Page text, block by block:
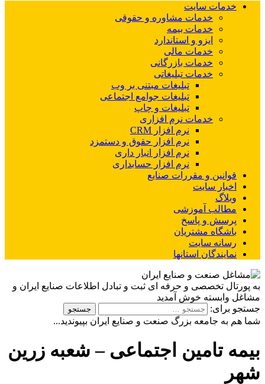
خدمات سایت
خدمات مشاوره و حقوقی
خدمات بیمه
ایزو و استاندارد
خدمات مالی
خدمات بازرگانی
خدمات تبلیغاتی
تبلیغات مبتنی بر وب
تبلیغات جوامع اجتماعی
تبلیغات و چاپ
خدمات نرم افزاری
نرم افزار CRM
نرم افزار حقوق و دستمزد
نرم افزار انبار داری
نرم افزار حسابداری
قوانین و مقررات صنایع
اخبار سایت
وبلاگ
مطالب آموزشی
پرسش و پاسخ
باشگاه مشتریان
رسانه سایت
نمایندگان استانها
به پورتال تخصصی و حرفه ای ثبت و تبادل اطلاعات صنایع ایران و
مشاغل وابسته خوش آمدید
جستجو برای:
شما هم به جامعه بزرگ صنعت و صنایع ایران بپیوندید...
بیمه تامین اجتماعی – شعبه زرین
شهر